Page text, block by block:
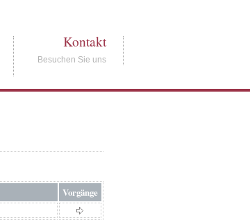
Kontakt
Besuchen Sie uns
Vorgänge